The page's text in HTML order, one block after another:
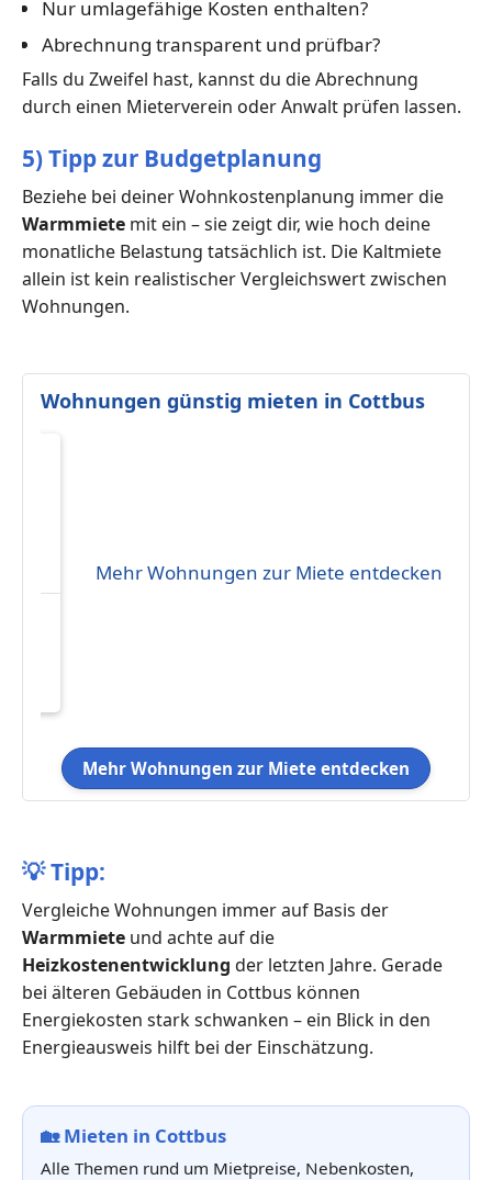
Nur umlagefähige Kosten enthalten?
Abrechnung transparent und prüfbar?
Falls du Zweifel hast, kannst du die Abrechnung
durch einen Mieterverein oder Anwalt prüfen lassen.
5) Tipp zur Budgetplanung
Beziehe bei deiner Wohnkostenplanung immer die
Warmmiete mit ein – sie zeigt dir, wie hoch deine
monatliche Belastung tatsächlich ist. Die Kaltmiete
allein ist kein realistischer Vergleichswert zwischen
Wohnungen.
Wohnungen günstig mieten in Cottbus
Mehr Wohnungen zur Miete entdecken
Mehr Wohnungen zur Miete entdecken
💡Tipp:
Vergleiche Wohnungen immer auf Basis der
Warmmiete und achte auf die
Heizkostenentwicklung der letzten Jahre. Gerade
bei älteren Gebäuden in Cottbus können
Energiekosten stark schwanken – ein Blick in den
Energieausweis hilft bei der Einschätzung.
🏡Mieten in Cottbus
Alle Themen rund um Mietpreise, Nebenkosten,